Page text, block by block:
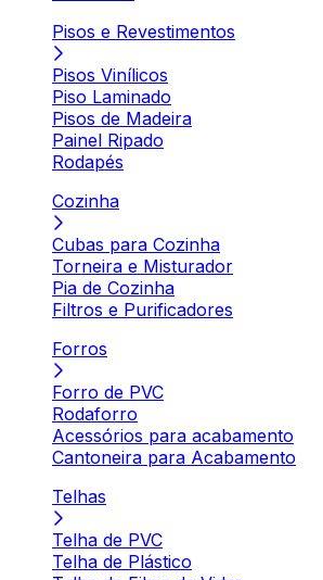
Pisos e Revestimentos
Pisos Vinílicos
Piso Laminado
Pisos de Madeira
Painel Ripado
Rodapés
Cozinha
Cubas para Cozinha
Torneira e Misturador
Pia de Cozinha
Filtros e Purificadores
Forros
Forro de PVC
Rodaforro
Acessórios para acabamento
Cantoneira para Acabamento
Telhas
Telha de PVC
Telha de Plástico